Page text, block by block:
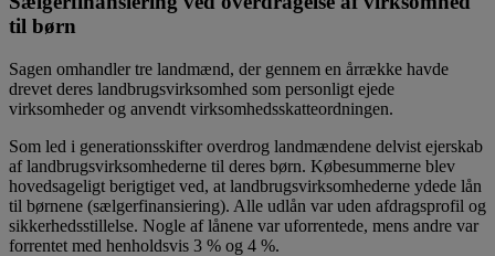
til børn
Sagen omhandler tre landmænd, der gennem en årrække havde
drevet deres landbrugsvirksomhed som personligt ejede
virksomheder og anvendt virksomhedsskatteordningen.
Som led i generationsskifter overdrog landmændene delvist ejerskab
af landbrugsvirksomhederne til deres børn. Købesummerne blev
hovedsageligt berigtiget ved, at landbrugsvirksomhederne ydede lån
til børnene (sælgerfinansiering). Alle udlån var uden afdragsprofil og
sikkerhedsstillelse. Nogle af lånene var uforrentede, mens andre var
forrentet med henholdsvis 3 % og 4 %.